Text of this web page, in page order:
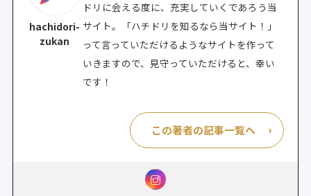
hachidori-
zukan
ドリに会える度に、充実していくであろう当
サイト。「ハチドリを知るなら当サイト！」
って言っていただけるようなサイトを作って
いきますので、見守っていただけると、幸い
です！
この著者の記事一覧へ